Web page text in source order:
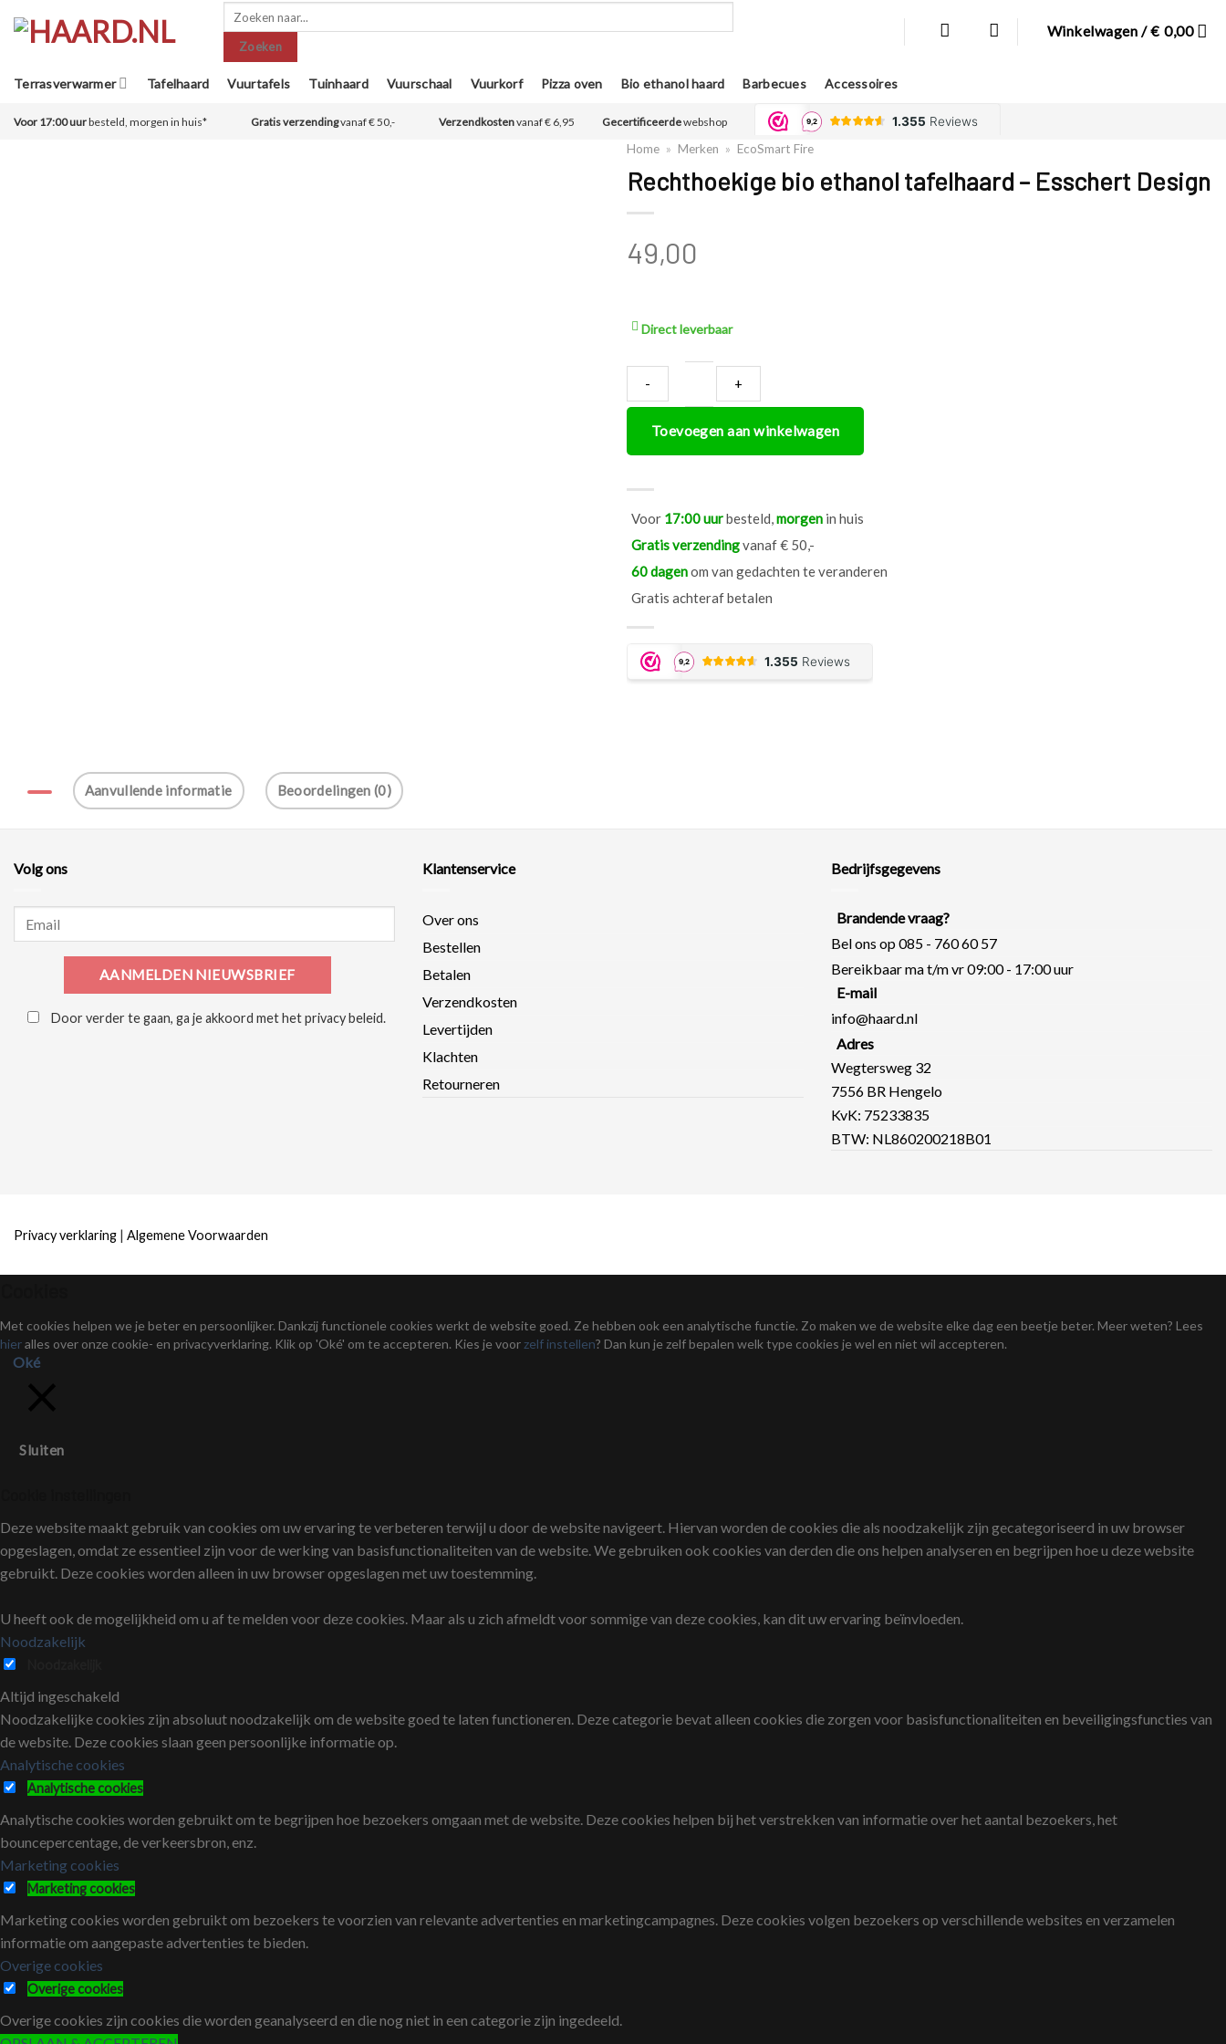
Producten
Zoeken
Winkelwagen /€ 0,00
Terrasverwarmer Tafelhaard Vuurtafels Tuinhaard Vuurschaal Vuurkorf Pizza oven Bio ethanol haard Barbecues Accessoires
Voor 17:00 uurbesteld, morgen in huis* Gratis verzendingvanaf € 50,- Verzendkostenvanaf € 6,95 Gecertificeerdewebshop
Home » Merken » EcoSmart Fire
Rechthoekige bio ethanol tafelhaard – Esschert Design
49,00
Direct leverbaar
Rechthoekige
bio
tafelhaard
-
Esschert
aantal
Toevoegen aan winkelwagen
Voor 17:00 uurbesteld,morgen in huis
Gratis verzendingvanaf € 50,-
60 dagenom van gedachten te veranderen
Gratis achteraf betalen
Aanvullende informatie Beoordelingen (0)
Volg ons
Door verder te gaan, ga je akkoord met het privacy beleid.
Klantenservice
Over ons
Bestellen
Betalen
Verzendkosten
Levertijden
Klachten
Retourneren
Bedrijfsgegevens
Brandende vraag?
Bel ons op 085 - 760 60 57
Bereikbaar ma t/m vr 09:00 - 17:00 uur
E-mail
info@haard.nl
Adres
Wegtersweg 32
7556 BR Hengelo
KvK: 75233835
BTW: NL860200218B01
Privacy verklaring | Algemene Voorwaarden
Met cookies helpen we je beter en persoonlijker. Dankzij functionele cookies werkt de website goed. Ze hebben ook een analytische functie. Zo maken we de website elke dag een beetje beter. Meer weten? Lees
hieralles over onze cookie- en privacyverklaring. Klik op 'Oké' om te accepteren. Kies je voor zelf instellen? Dan kun je zelf bepalen welk type cookies je wel en niet wil accepteren.
Oké
Sluiten
Deze website maakt gebruik van cookies om uw ervaring te verbeteren terwijl u door de website navigeert. Hiervan worden de cookies die als noodzakelijk zijn gecategoriseerd in uw browser
opgeslagen, omdat ze essentieel zijn voor de werking van basisfunctionaliteiten van de website. We gebruiken ook cookies van derden die ons helpen analyseren en begrijpen hoe u deze website
gebruikt. Deze cookies worden alleen in uw browser opgeslagen met uw toestemming.
U heeft ook de mogelijkheid om u af te melden voor deze cookies. Maar als u zich afmeldt voor sommige van deze cookies, kan dit uw ervaring beïnvloeden.
Noodzakelijk
Altijd ingeschakeld
Noodzakelijke cookies zijn absoluut noodzakelijk om de website goed te laten functioneren. Deze categorie bevat alleen cookies die zorgen voor basisfunctionaliteiten en beveiligingsfuncties van
de website. Deze cookies slaan geen persoonlijke informatie op.
Analytische cookies
Analytische cookies
Analytische cookies worden gebruikt om te begrijpen hoe bezoekers omgaan met de website. Deze cookies helpen bij het verstrekken van informatie over het aantal bezoekers, het
bouncepercentage, de verkeersbron, enz.
Marketing cookies
Marketing cookies
Marketing cookies worden gebruikt om bezoekers te voorzien van relevante advertenties en marketingcampagnes. Deze cookies volgen bezoekers op verschillende websites en verzamelen
informatie om aangepaste advertenties te bieden.
Overige cookies
Overige cookies
Overige cookies zijn cookies die worden geanalyseerd en die nog niet in een categorie zijn ingedeeld.